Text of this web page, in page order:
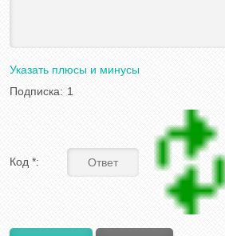
Указать плюсы и минусы
Подписка: 1
Код *: